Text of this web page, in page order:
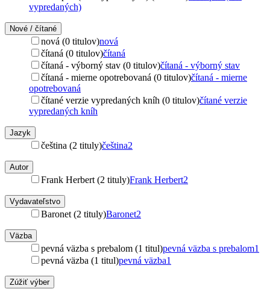
vypredaných)
Nové / čítané
nová (0 titulov)nová
čítaná (0 titulov)čítaná
čítaná - výborný stav (0 titulov)čítaná - výborný stav
čítaná - mierne opotrebovaná (0 titulov)čítaná - mierne
opotrebovaná
čítané verzie vypredaných kníh (0 titulov)čítané verzie
vypredaných kníh
Jazyk
čeština (2 tituly)čeština2
Autor
Frank Herbert (2 tituly)Frank Herbert2
Vydavateľstvo
Baronet (2 tituly)Baronet2
Väzba
pevná väzba s prebalom (1 titul)pevná väzba s prebalom1
pevná väzba (1 titul)pevná väzba1
Zúžiť výber